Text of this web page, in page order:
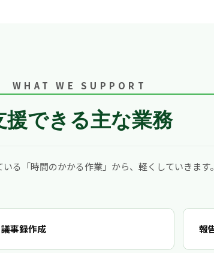
WHAT WE SUPPORT
援できる主な業務
る「時間のかかる作業」から、軽くしていきます。
議事録作成 報